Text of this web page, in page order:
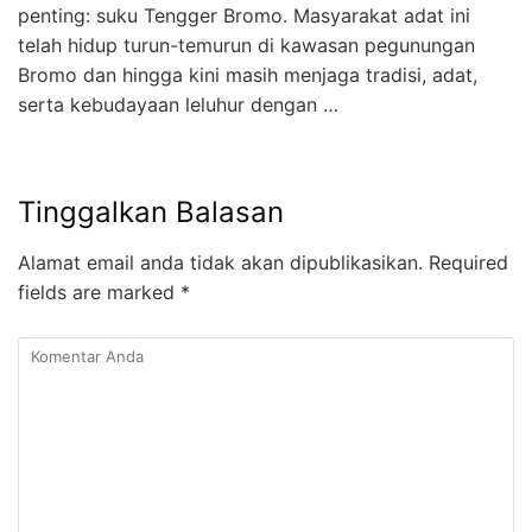
penting: suku Tengger Bromo. Masyarakat adat ini
telah hidup turun-temurun di kawasan pegunungan
Bromo dan hingga kini masih menjaga tradisi, adat,
serta kebudayaan leluhur dengan …
Tinggalkan Balasan
Alamat email anda tidak akan dipublikasikan. Required
fields are marked *